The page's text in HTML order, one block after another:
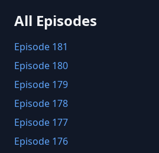
All Episodes
Episode 181
Episode 180
Episode 179
Episode 178
Episode 177
Episode 176